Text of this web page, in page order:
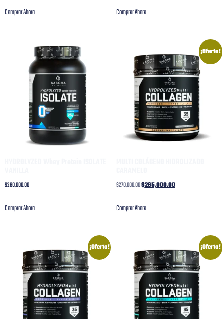
Comprar Ahora Comprar Ahora
$280,000.00
Comprar Ahora
¡Oferta!
$270,000.00$265,000.00
Comprar Ahora
¡Oferta! ¡Oferta!